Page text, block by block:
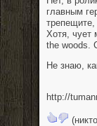
главным
Хотя, чует
the woods.
Не знаю,
http://